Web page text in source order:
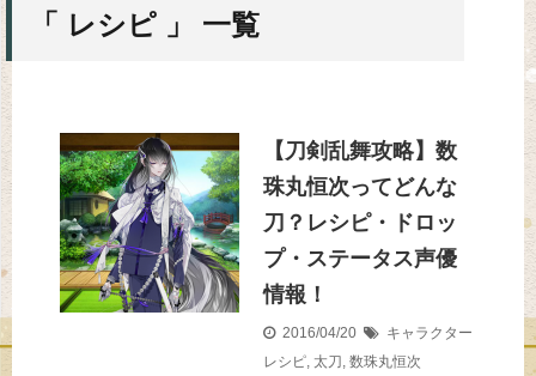
「 レシピ 」 一覧
【刀剣乱舞攻略】数
珠丸恒次ってどんな
刀？レシピ・ドロッ
プ・ステータス声優
情報！
2016/04/20
キャラクター
レシピ, 太刀 , 数珠丸恒次